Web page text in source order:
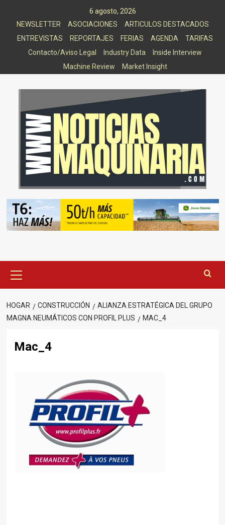
6 agosto, 2026
NEWSLETTER
ASOCIACIONES
ARTICULOS DESTACADOS
ENTREVISTAS
REPORTAJES FERIAS AGENDA
TARIFAS
Contacto/Aviso Legal
Industry Data
Inside Interview
Machine Review
Market Insight
principal
HOGAR CONSTRUCCIÓN
ALIANZA ESTRATÉGICA DEL GRUPO
MAGNA NEUMÁTICOS CON PROFIL PLUS
MAC_4
Mac_4